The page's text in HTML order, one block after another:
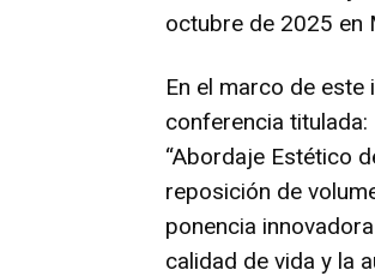
octubre de 2025 en
En el marco de
conferencia titulada:
“Abordaje Estético
reposición de
ponencia
calidad de vida y la